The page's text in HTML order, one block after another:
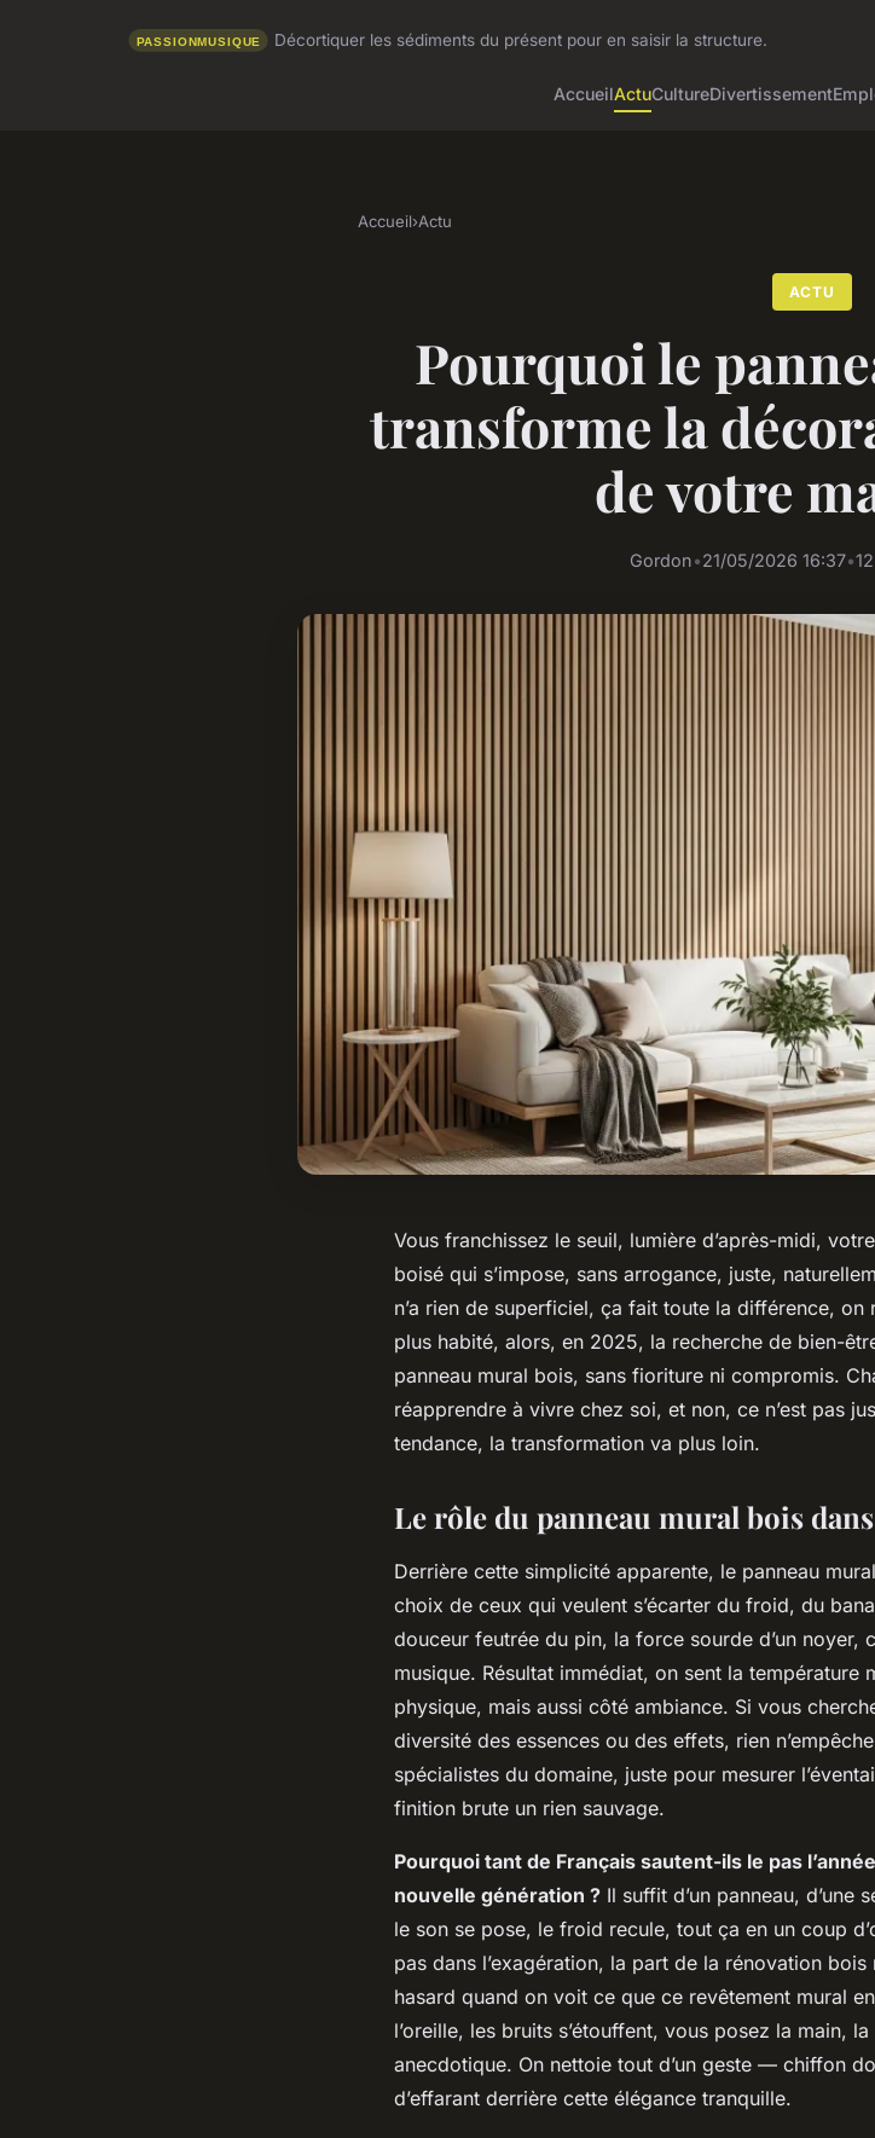
Décortiquer les sédiments du présent pour en saisir la structure.
AccueilActuCultureDivertissement
Accueil›Actu
ACTU
Pourquoi le
transforme la
de votre
Gordon•21/05/2026 16:37•
Vous franchissez le seuil, lumière d’après-midi,
boisé qui s’impose, sans arrogance, juste,
n’a rien de superficiel, ça fait toute la différence, on
plus habité, alors, en 2025, la recherche de bien-
panneau mural bois, sans fioriture ni compromis.
réapprendre à vivre chez soi, et non, ce n’est pas
tendance, la transformation va plus loin.
Le rôle du panneau mural bois
Derrière cette simplicité apparente, le panneau
choix de ceux qui veulent s’écarter du froid, du
douceur feutrée du pin, la force sourde d’un noyer,
musique. Résultat immédiat, on sent la température
physique, mais aussi côté ambiance. Si vous
diversité des essences ou des effets, rien
spécialistes du domaine, juste pour mesurer
finition brute un rien sauvage.
Pourquoi tant de Français sautent-ils le pas
nouvelle génération ? Il suffit d’un panneau,
le son se pose, le froid recule, tout ça en un coup
pas dans l’exagération, la part de la rénovation
hasard quand on voit ce que ce revêtement mural
l’oreille, les bruits s’étouffent, vous posez la main,
anecdotique. On nettoie tout d’un geste — chiffon
d’effarant derrière cette élégance tranquille.